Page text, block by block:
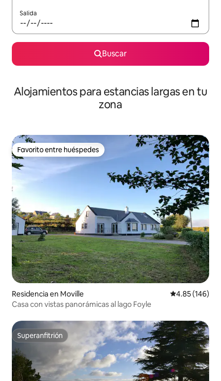
Salida
Buscar
Alojamientos para estancias largas en tu
zona
Favorito entre huéspedes
Favorito entre huéspedes
Residencia en Moville Calificación
4.85 (146)
Casa con vistas panorámicas al lago Foyle
Superanfitrión
Superanfitrión